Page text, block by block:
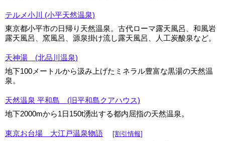
テルメ小川 (小平天然温泉)
東京都小平市の日帰り天然温泉。古代ローマ露天風呂、和風岩
露天風呂、窯風呂、源泉掛け流し露天風呂、人工炭酸泉など。
天神湯 (北品川温泉)
地下100メートルから汲み上げたミネラル豊富な黒湯の天然温
泉。
天然温泉 平和島 (旧平和島クアハウス)
地下2000mから1日150t湧出する都内屈指の天然温泉。
東京お台場 大江戸温泉物語 [割引情報]